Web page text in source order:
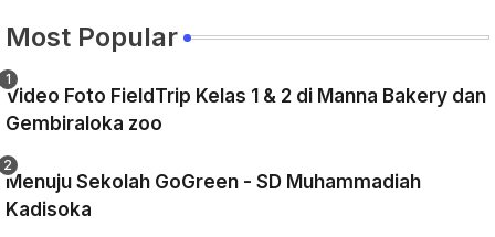
Most Popular
Video Foto FieldTrip Kelas 1 & 2 di Manna Bakery dan
Gembiraloka zoo
Menuju Sekolah GoGreen - SD Muhammadiah
Kadisoka